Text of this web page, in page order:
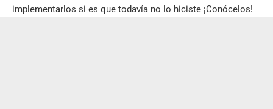
implementarlos si es que todavía no lo hiciste ¡Conócelos!